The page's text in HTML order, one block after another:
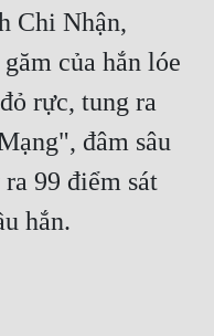
Chi Nhận,
của hắn lóe
rực, tung ra
đâm sâu
99 điểm sát
hắn.